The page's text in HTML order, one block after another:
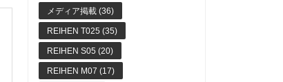
メディア掲載 (36)
REIHEN T025 (35)
REIHEN S05 (20)
REIHEN M07 (17)